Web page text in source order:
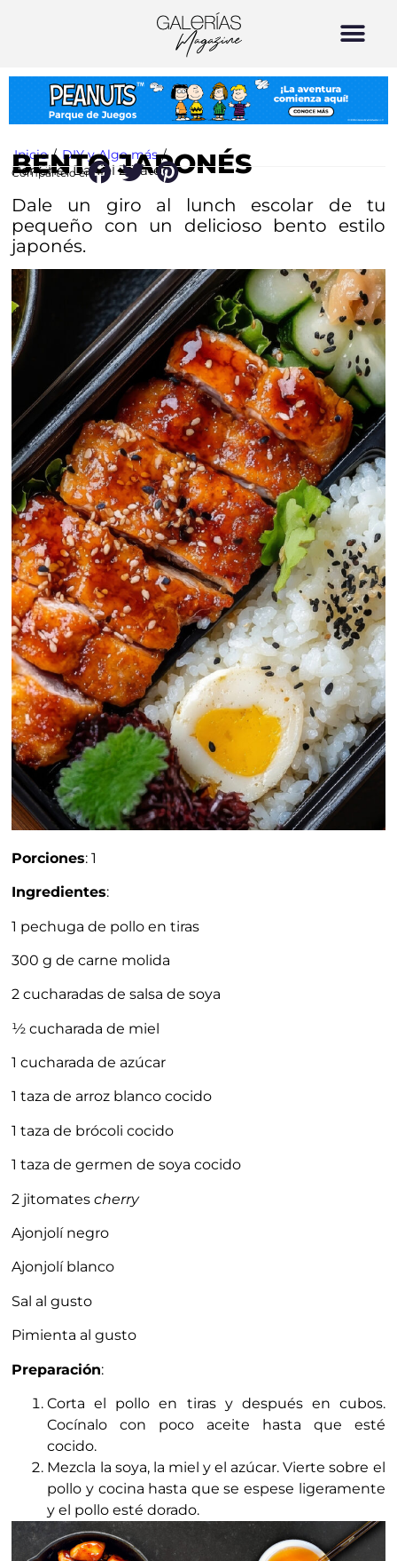
Inicio / DIY y Algo más /
BENTO JAPONÉS
Por Chef Daniel Zárate
Compártelo en:
Dale un giro al lunch escolar de tu
pequeño con un delicioso bento estilo
japonés.
Porciones: 1
Ingredientes:
1 pechuga de pollo en tiras
300 g de carne molida
2 cucharadas de salsa de soya
½ cucharada de miel
1 cucharada de azúcar
1 taza de arroz blanco cocido
1 taza de brócoli cocido
1 taza de germen de soya cocido
2 jitomates cherry
Ajonjolí negro
Ajonjolí blanco
Sal al gusto
Pimienta al gusto
Preparación:
Corta el pollo en tiras y después en cubos.
Cocínalo con poco aceite hasta que esté
cocido.
Mezcla la soya, la miel y el azúcar. Vierte sobre el
pollo y cocina hasta que se espese ligeramente
y el pollo esté dorado.